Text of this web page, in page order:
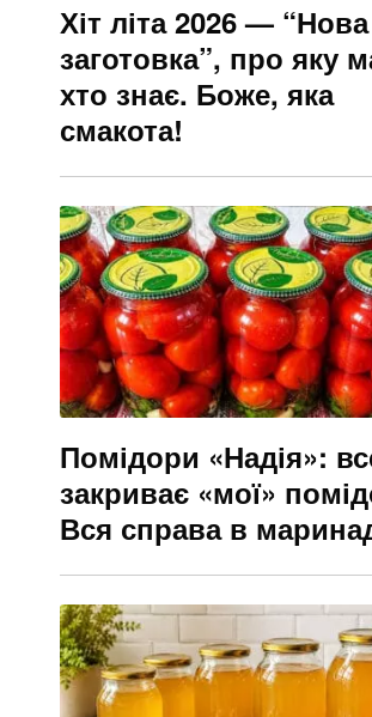
Хіт літа 2026 — “Нова
заготовка”, про яку
хто знає. Боже, яка
смакота!
Помідори «Надія»:
закриває «мої»
Вся справа в